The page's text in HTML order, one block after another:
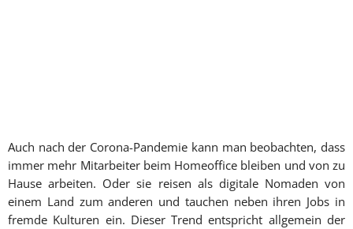
Auch nach der Corona-Pandemie kann man beobachten, dass
immer mehr Mitarbeiter beim Homeoffice bleiben und von zu
Hause arbeiten. Oder sie reisen als digitale Nomaden von
einem Land zum anderen und tauchen neben ihren Jobs in
fremde Kulturen ein. Dieser Trend entspricht allgemein der